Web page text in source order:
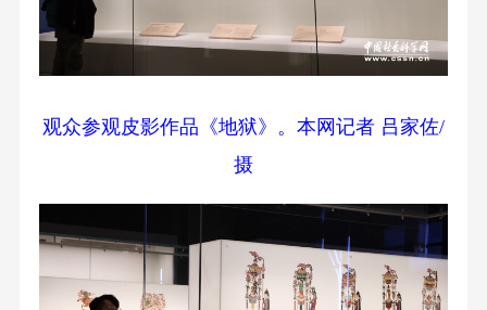
观众参观皮影作品《地狱》。本网记者 吕家佐/
摄